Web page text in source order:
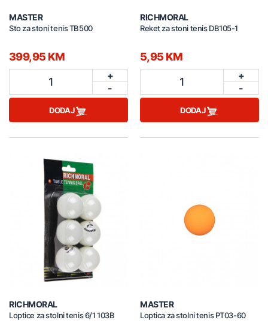
MASTER
Sto za stoni tenis TB500
399,95 KM
1
+
-
DODAJ
RICHMORAL
Reket za stoni tenis DB105-1
5,95 KM
1
+
-
DODAJ
RICHMORAL
Loptice za stolni tenis 6/1 103B
MASTER
Loptica za stolni tenis PT03-60